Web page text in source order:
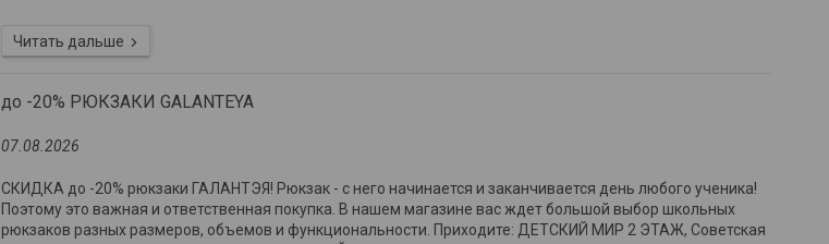
до -20% РЮКЗАКИ GALANTEYA
07.08.2026
СКИДКА до -20% рюкзаки ГАЛАНТЭЯ! Рюкзак - с него начинается и заканчивается день любого ученика!
Поэтому это важная и ответственная покупка. В нашем магазине вас ждет большой выбор школьных
рюкзаков разных размеров, объемов и функциональности. Приходите: ДЕТСКИЙ МИР 2 ЭТАЖ, Советская